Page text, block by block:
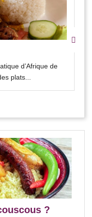
d’Afrique de
plats...
?